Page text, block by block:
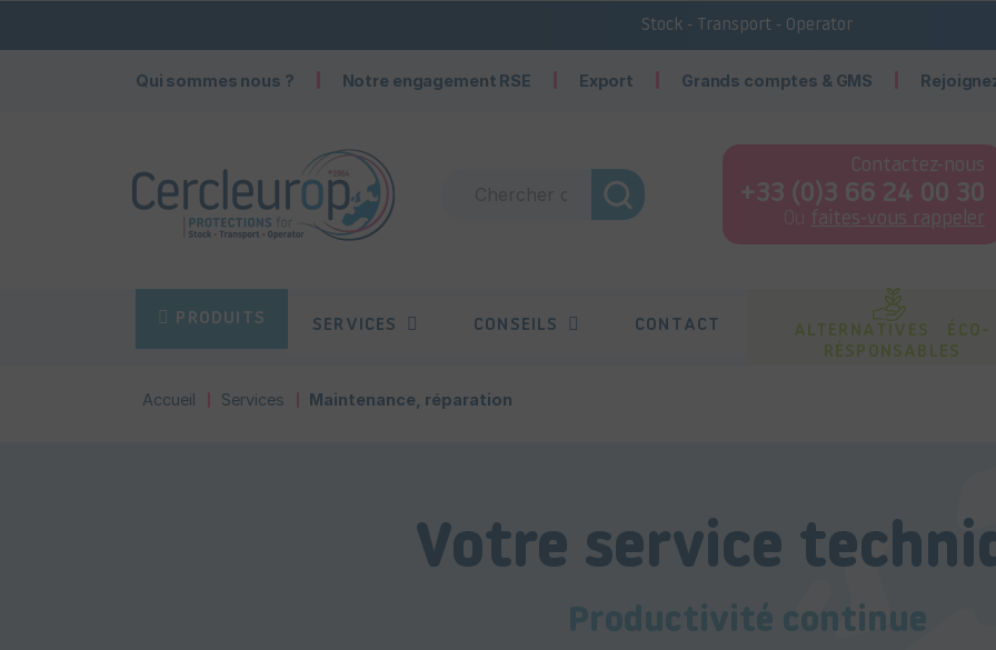
Stock - Transport - Operator
Qui sommes nous ? Notre engagement RSE Export Grands comptes & GMS
Contactez-nous
+33 (0)3 66 24 00 30
Ou faites-vous rappeler
PRODUITS SERVICES CONSEILS CONTACT
ALTERNATIVES ÉCO-
RÉSPONSABLES
Accueil Services Maintenance, réparation
Votre service
Productivité continue